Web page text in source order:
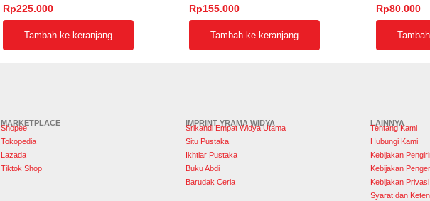
Rp225.000
Tambah ke keranjang
Rp155.000
Tambah ke keranjang
Rp80.000
MARKETPLACE
Shopee
Tokopedia
Lazada
Tiktok Shop
IMPRINT YRAMA WIDYA
Srikandi Empat Widya Utama
Situ Pustaka
Ikhtiar Pustaka
Buku Abdi
Barudak Ceria
LAINNYA
Tentang Kami
Hubungi Kami
Kebijakan
Kebijakan
Kebijakan Privasi
Syarat dan